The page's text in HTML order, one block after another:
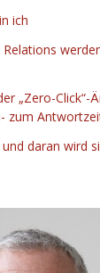
ich
Relations
„Zero-Click“-
zum
daran wird